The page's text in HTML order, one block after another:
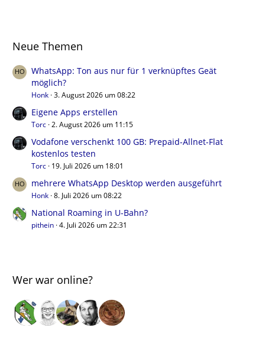
Neue Themen
WhatsApp: Ton aus nur für 1 verknüpftes Geät
möglich?
Honk 3. August 2026 um 08:22
Eigene Apps erstellen
Torc 2. August 2026 um 11:15
Vodafone verschenkt 100 GB: Prepaid-Allnet-Flat
kostenlos testen
Torc 19. Juli 2026 um 18:01
mehrere WhatsApp Desktop werden ausgeführt
Honk 8. Juli 2026 um 08:22
National Roaming in U-Bahn?
pithein 4. Juli 2026 um 22:31
Wer war online?